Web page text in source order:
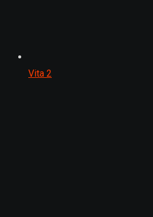
Vita 2